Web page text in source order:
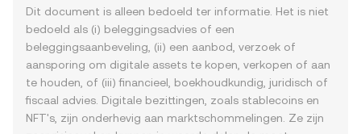
Dit document is alleen bedoeld ter informatie. Het is niet
bedoeld als (i) beleggingsadvies of een
beleggingsaanbeveling, (ii) een aanbod, verzoek of
aansporing om digitale assets te kopen, verkopen of aan
te houden, of (iii) financieel, boekhoudkundig, juridisch of
fiscaal advies. Digitale bezittingen, zoals stablecoins en
NFT's, zijn onderhevig aan marktschommelingen. Ze zijn